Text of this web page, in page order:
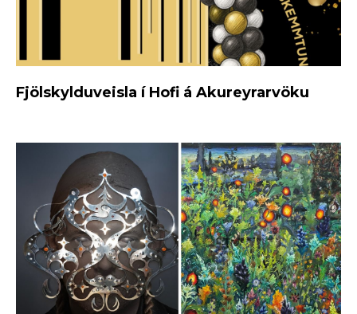
Fjölskylduveisla í Hofi á Akureyrarvöku